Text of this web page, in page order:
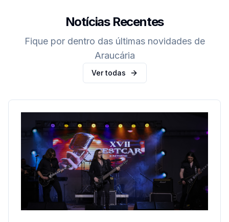
Notícias Recentes
Fique por dentro das últimas novidades de
Araucária
Ver todas